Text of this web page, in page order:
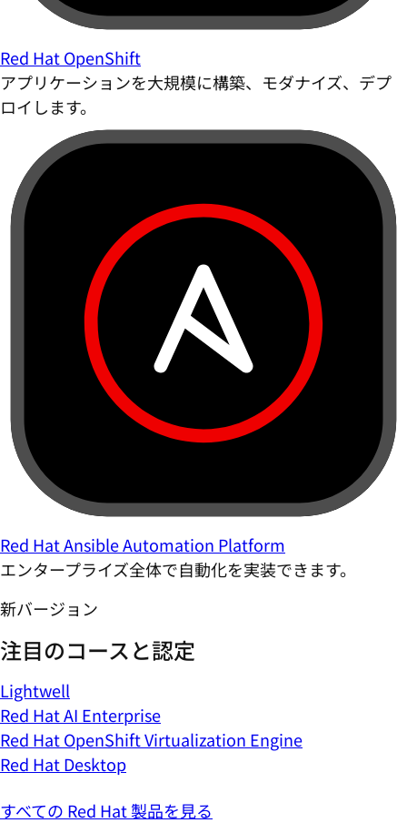
Red Hat OpenShift
アプリケーションを大規模に構築、モダナイズ、デプ
ロイします。
Red Hat Ansible Automation Platform
エンタープライズ全体で自動化を実装できます。
新バージョン
注目のコースと認定
Lightwell
Red Hat AI Enterprise
Red Hat OpenShift Virtualization Engine
Red Hat Desktop
すべての Red Hat 製品を見る